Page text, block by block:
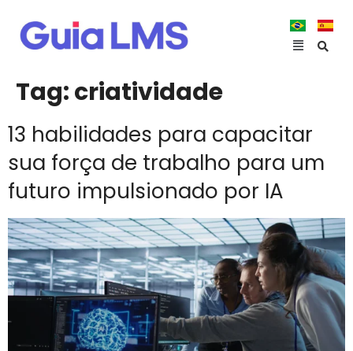
Tag:criatividade
13 habilidades para capacitar
sua força de trabalho para um
futuro impulsionado por IA